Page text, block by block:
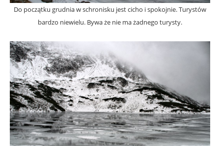
Do początku grudnia w schronisku jest cicho i spokojnie. Turystów
bardzo niewielu. Bywa że nie ma żadnego turysty.